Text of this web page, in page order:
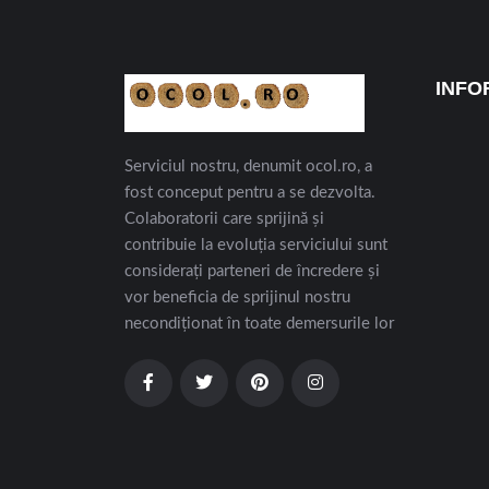
Serviciul nostru, denumit ocol.ro, a
fost conceput pentru a se dezvolta.
Colaboratorii care sprijină și
contribuie la evoluția serviciului sunt
considerați parteneri de încredere și
vor beneficia de sprijinul nostru
necondiționat în toate demersurile lor